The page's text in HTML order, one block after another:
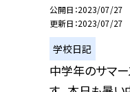
公開日 2023/07/27
更新日 2023/07/27
学校日記
中学年のサマ